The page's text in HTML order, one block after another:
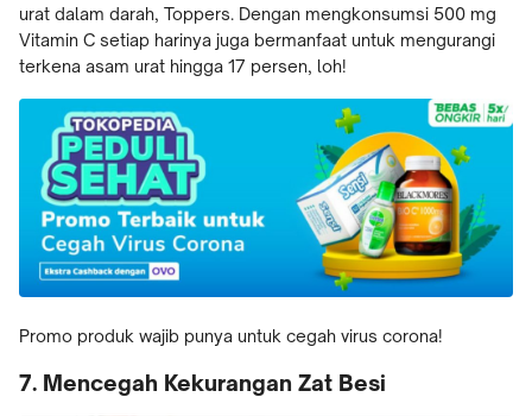
urat dalam darah, Toppers. Dengan mengkonsumsi 500 mg
Vitamin C setiap harinya juga bermanfaat untuk mengurangi
terkena asam urat hingga 17 persen, loh!
Promo produk wajib punya untuk cegah virus corona!
7. Mencegah Kekurangan Zat Besi